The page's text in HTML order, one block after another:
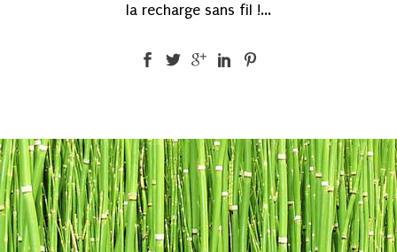
la recharge sans fil !...